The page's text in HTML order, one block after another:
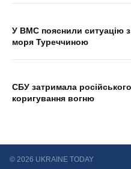
У ВМС пояснили ситуацію
моря Туреччиною
СБУ затримала
коригування вогню
© 2026 UKRAINE TODAY